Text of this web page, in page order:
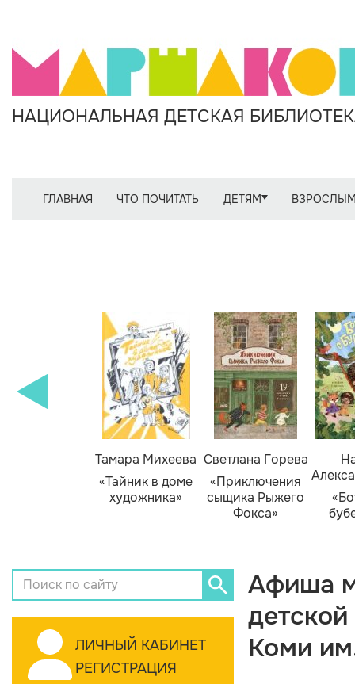
НАЦИОНАЛЬНАЯ ДЕТСКАЯ
ГЛАВНАЯ ЧТО ПОЧИТАТЬ ДЕТЯМ
Тамара Михеева
«Тайник в доме
художника»
Светлана Горева
«Приключения
сыщика Рыжего
Фокса»
ЛИЧНЫЙ КАБИНЕТ
РЕГИСТРАЦИЯ
Афиша
Коми